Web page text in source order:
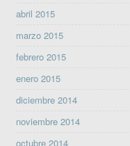
abril 2015
marzo 2015
febrero 2015
enero 2015
diciembre 2014
noviembre 2014
octubre 2014